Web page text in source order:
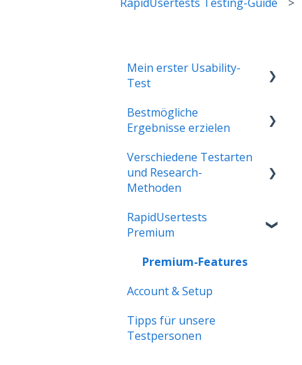
Mein erster Usability-
Test
Das Testkonzept
erstellen
Besonderheiten von
moderierten
RapidUsertests
Bestmögliche
Ergebnisse erzielen
Auswertung der
Usability-Tests
RapidUsertests &
Interviews
Ergebnisse mit der Firma
Fortgeschrittene und UX-
Profis
Verschiedene Testarten
und Research-
Methoden
Das kannst du alles
testen
RapidUsertests
Premium
Premium-Features
Account & Setup
Tipps für unsere
Testpersonen